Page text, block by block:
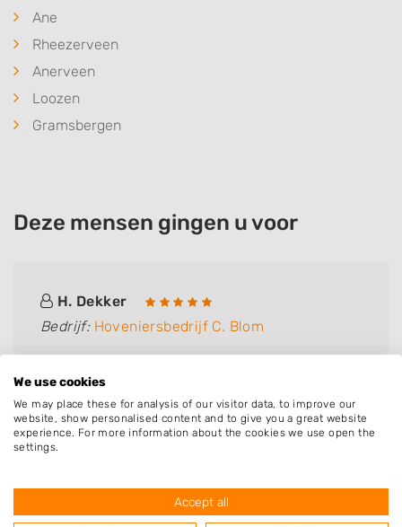
Ane
Rheezerveen
Anerveen
Loozen
Gramsbergen
Deze mensen gingen u voor
H. Dekker
Bedrijf: Hoveniersbedrijf C. Blom
We use cookies
We may place these for analysis of our visitor data, to improve our
website, show personalised content and to give you a great website
experience. For more information about the cookies we use open the
settings.
Accept all